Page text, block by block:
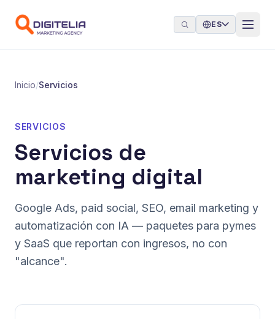
ES
Inicio/Servicios
SERVICIOS
Servicios de
marketing digital
Google Ads, paid social, SEO, email marketing y
automatización con IA — paquetes para pymes
y SaaS que reportan con ingresos, no con
"alcance".